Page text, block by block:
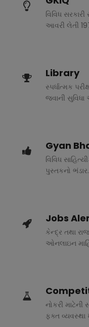
વિવિધ
આવરી લેતી
Library
સ્પર્ધાત્મક
જવાની
Gyan
વિવિધ
પુસ્તકનો ભંડાર.
Jobs
કેન્દ્ર તથા
ઓનલાઇન
નોકરી માટેની
ફક્ત વ્યવસ્થા